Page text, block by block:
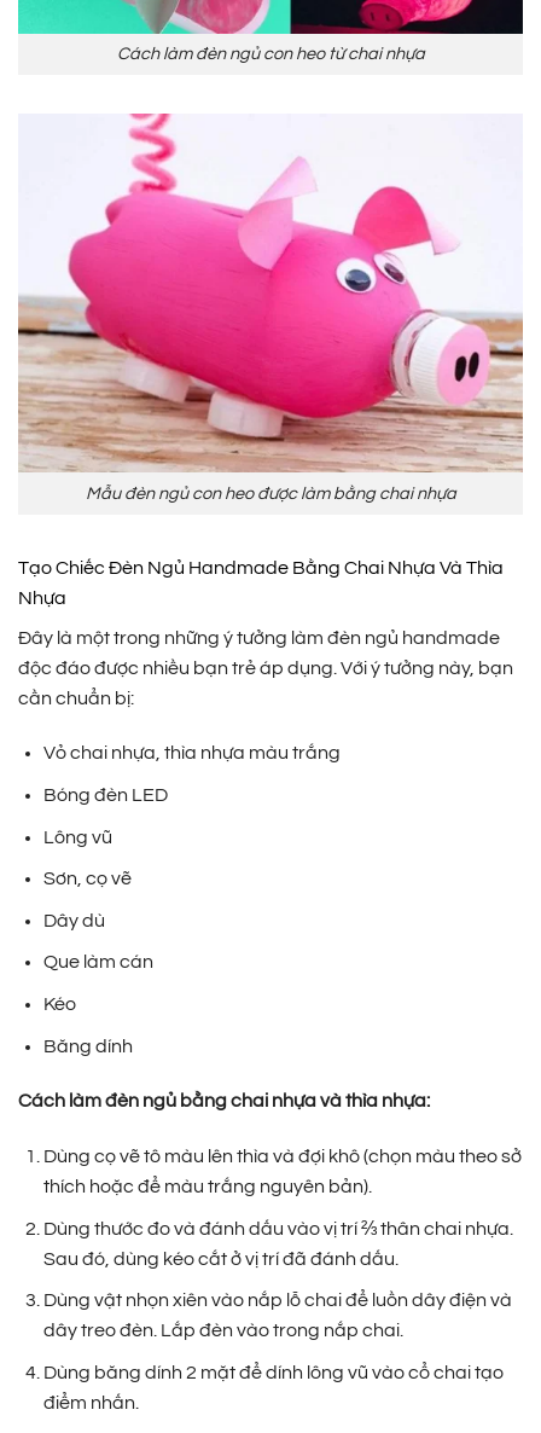
Cách làm đèn ngủ con heo từ chai nhựa
Mẫu đèn ngủ con heo được làm bằng chai nhựa
Tạo Chiếc Đèn Ngủ Handmade Bằng Chai Nhựa Và Thìa
Nhựa
Đây là một trong những ý tưởng làm đèn ngủ handmade
độc đáo được nhiều bạn trẻ áp dụng. Với ý tưởng này, bạn
cần chuẩn bị:
Vỏ chai nhựa, thìa nhựa màu trắng
Bóng đèn LED
Lông vũ
Sơn, cọ vẽ
Dây dù
Que làm cán
Kéo
Băng dính
Cách làm đèn ngủ bằng chai nhựa và thìa nhựa:
Dùng cọ vẽ tô màu lên thìa và đợi khô (chọn màu theo sở
thích hoặc để màu trắng nguyên bản).
Dùng thước đo và đánh dấu vào vị trí ⅔ thân chai nhựa.
Sau đó, dùng kéo cắt ở vị trí đã đánh dấu.
Dùng vật nhọn xiên vào nắp lỗ chai để luồn dây điện và
dây treo đèn. Lắp đèn vào trong nắp chai.
Dùng băng dính 2 mặt để dính lông vũ vào cổ chai tạo
điểm nhấn.